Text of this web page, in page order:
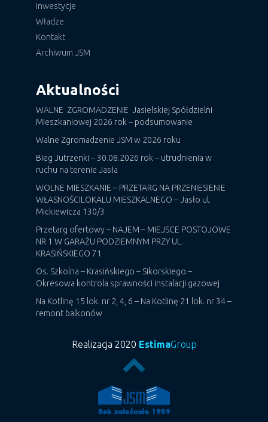
Inwestycje
Władze
Kontakt
Archiwum JSM
Aktualności
WALNE ZGROMADZENIE Jasielskiej Spółdzielni
Mieszkaniowej 2026 rok – podsumowanie
Walne Zgromadzenie JSM w 2026 roku
Bieg Jutrzenki – 30.08.2026 rok – utrudnienia w
ruchu na terenie Jasła
WOLNE MIESZKANIE – PRZETARG NA PRZENIESIENIE
WŁASNOŚCILOKALU MIESZKALNEGO – Jasło ul.
Mickiewicza 130/3
Przetarg ofertowy – NAJEM – MIEJSCE POSTOJOWE
NR 1 W GARAŻU PODZIEMNYM PRZY UL.
KRASIŃSKIEGO 71
Os. Szkolna – Krasińskiego – Sikorskiego –
Okresowa kontrola sprawności instalacji gazowej
Na Kotlinę 15 lok. nr 2, 4, 6 – Na Kotlinę 21 lok. nr 34 –
remont balkonów
Realizacja 2020 EstimaGroup